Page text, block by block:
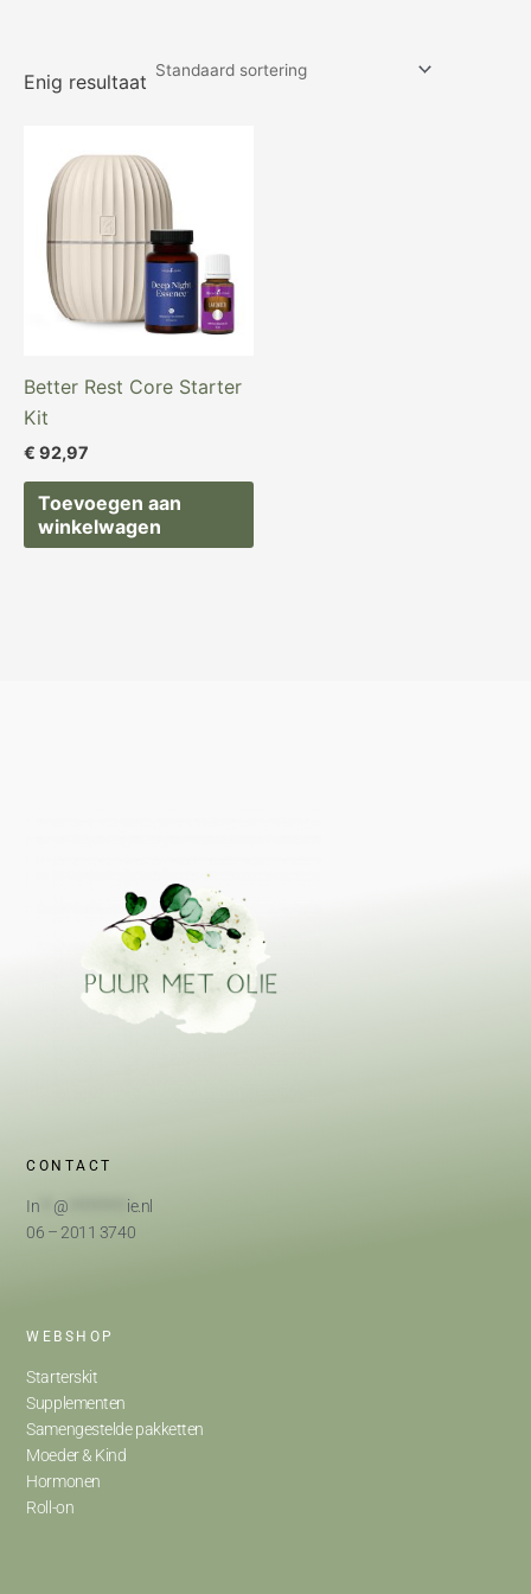
Enig resultaat
Better Rest Core Starter
Kit
€ 92,97
Toevoegen aan
winkelwagen
CONTACT
In @
ie.nl
06 – 2011 3740
WEBSHOP
Starterskit
Supplementen
Samengestelde pakketten
Moeder & Kind
Hormonen
Roll-on